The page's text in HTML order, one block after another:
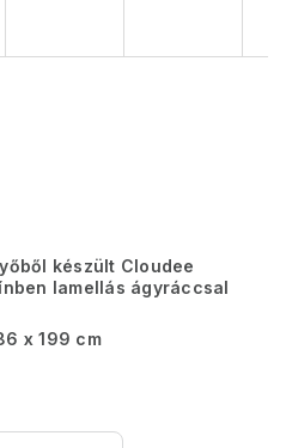
készült Cloudee
lamellás ágyráccsal
x 199 cm